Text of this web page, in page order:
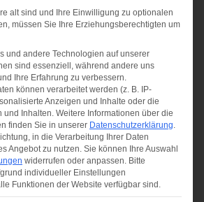
ODER MIETPREIS
alt sind und Ihre Einwilligung zu optionalen
müssen Sie Ihre Erziehungsberechtigten um
und andere Technologien auf unserer
sind essenziell, während andere uns
Ihre Erfahrung zu verbessern.
können verarbeitet werden (z. B. IP-
Anzeigen und Inhalte oder die
und Inhalten. Weitere Informationen über die
finden Sie in unserer Datenschutzerklärung.
in die Verarbeitung Ihrer Daten
Angebot zu nutzen. Sie können Ihre Auswahl
widerrufen oder anpassen. Bitte
individueller Einstellungen
Funktionen der Website verfügbar sind.